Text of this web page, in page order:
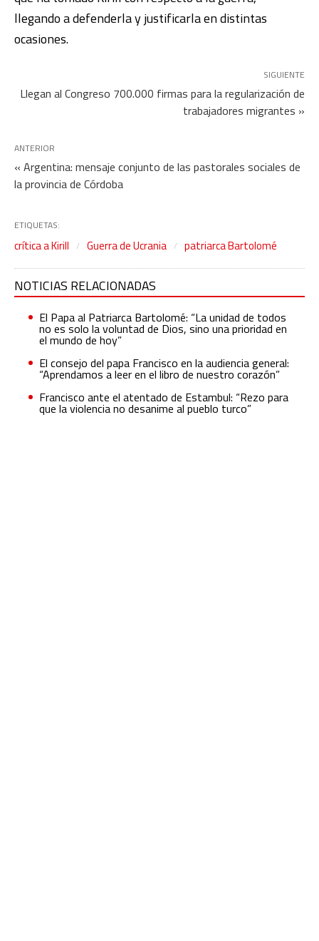
llegando a defenderla y justificarla en distintas
ocasiones.
SIGUIENTE
Llegan al Congreso 700.000 firmas para la regularización de
trabajadores migrantes »
ANTERIOR
« Argentina: mensaje conjunto de las pastorales sociales de
la provincia de Córdoba
ETIQUETAS:
crítica a Kirill Guerra de Ucrania patriarca Bartolomé
NOTICIAS RELACIONADAS
El Papa al Patriarca Bartolomé: “La unidad de todos
no es solo la voluntad de Dios, sino una prioridad en
el mundo de hoy”
El consejo del papa Francisco en la audiencia general:
“Aprendamos a leer en el libro de nuestro corazón”
Francisco ante el atentado de Estambul: “Rezo para
que la violencia no desanime al pueblo turco”